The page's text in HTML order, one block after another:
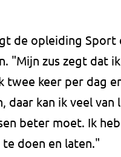
de opleiding
"Mijn zus zegt dat
twee keer per dag
daar kan ik veel
beter moet. Ik
doen en laten."